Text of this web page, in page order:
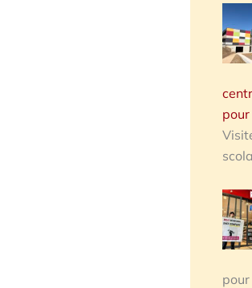
pour